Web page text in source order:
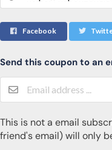
Facebook
Send this coupon to an
This is not a email
friend's email) will only